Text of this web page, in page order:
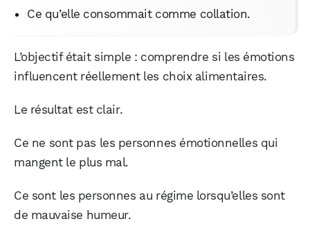
Ce qu’elle consommait comme collation.
L’objectif était simple : comprendre si les émotions
influencent réellement les choix alimentaires.
Le résultat est clair.
Ce ne sont pas les personnes émotionnelles qui
mangent le plus mal.
Ce sont les personnes au régime lorsqu’elles sont
de mauvaise humeur.